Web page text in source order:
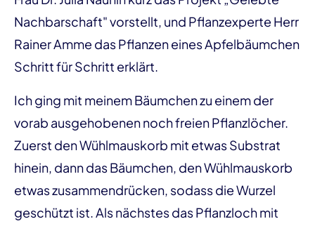
Nachbarschaft" vorstellt, und Pflanzexperte Herr
Rainer Amme das Pflanzen eines Apfelbäumchen
Schritt für Schritt erklärt.
Ich ging mit meinem Bäumchen zu einem der
vorab ausgehobenen noch freien Pflanzlöcher.
Zuerst den Wühlmauskorb mit etwas Substrat
hinein, dann das Bäumchen, den Wühlmauskorb
etwas zusammendrücken, sodass die Wurzel
geschützt ist. Als nächstes das Pflanzloch mit